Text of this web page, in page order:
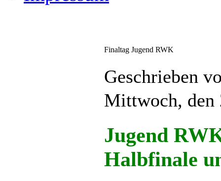
Finaltag Jugend RWK
Geschrieben
Mittwoch, den
Jugend
Halbfinale